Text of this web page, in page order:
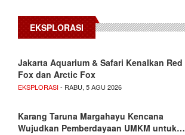
EKSPLORASI
Jakarta Aquarium & Safari Kenalkan Red
Fox dan Arctic Fox
EKSPLORASI- RABU, 5 AGU 2026
Karang Taruna Margahayu Kencana
Wujudkan Pemberdayaan UMKM untuk…